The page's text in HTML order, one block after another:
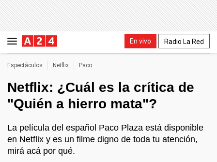
En vivo Radio La Red
Espectáculos Netflix Paco
Netflix: ¿Cuál es la crítica de
"Quién a hierro mata"?
La película del español Paco Plaza está disponible
en Netflix y es un filme digno de toda tu atención,
mirá acá por qué.